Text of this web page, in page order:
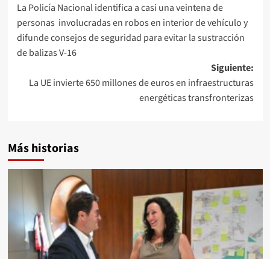
de
entradas
La Policía Nacional identifica a casi una veintena de
personas involucradas en robos en interior de vehículo y
difunde consejos de seguridad para evitar la sustracción
de balizas V-16
Siguiente:
La UE invierte 650 millones de euros en infraestructuras
energéticas transfronterizas
Más historias